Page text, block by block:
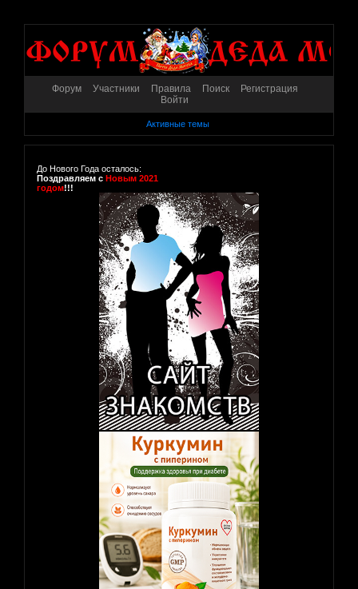
Форум Участники Правила Поиск
Регистрация
Войти
Активные темы
До Нового Года осталось:
Поздравляем с Новым 2021
годом!!!